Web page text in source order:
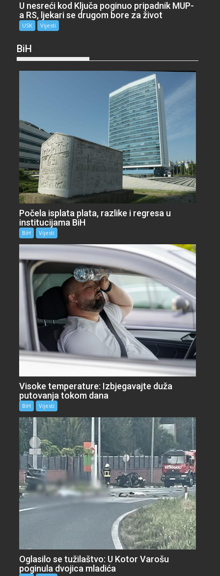
U nesreći kod Ključa poginuo pripadnik MUP-
a RS, ljekari se drugom bore za život
USK Vijesti
BiH
Počela isplata plata, razlike i regresa u
institucijama BiH
BiH Vijesti
Visoke temperature: Izbjegavajte duža
putovanja tokom dana
BiH Vijesti
Oglasilo se tužilaštvo: U Kotor Varošu
poginula dvojica mladića